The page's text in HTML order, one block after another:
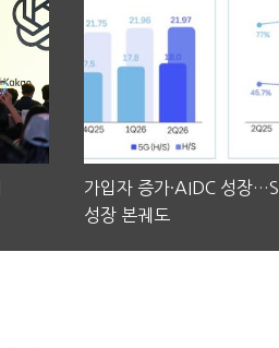
가입자 증가·AIDC 성장
성장 본궤도